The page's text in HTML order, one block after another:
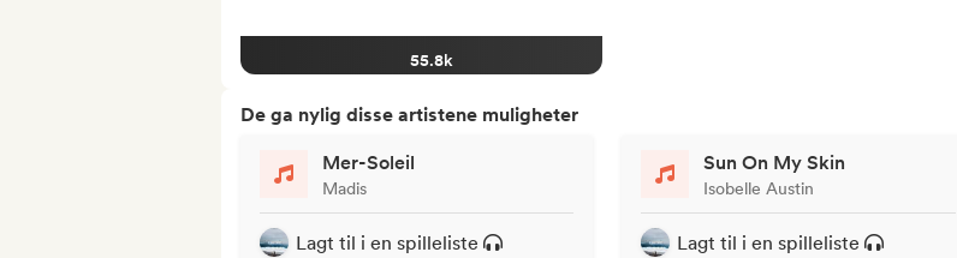
55.8k
De ga nylig disse artistene muligheter
Mer-Soleil
Madis
Lagt til i en spilleliste
Sun On My Skin
Isobelle Austin
Lagt til i en spilleliste